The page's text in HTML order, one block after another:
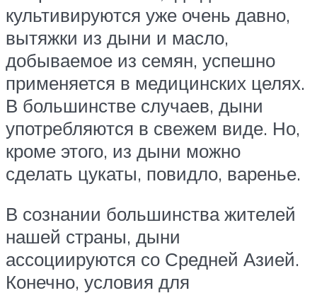
культивируются уже очень давно,
вытяжки из дыни и масло,
добываемое из семян, успешно
применяется в медицинских целях.
В большинстве случаев, дыни
употребляются в свежем виде. Но,
кроме этого, из дыни можно
сделать цукаты, повидло, варенье.
В сознании большинства жителей
нашей страны, дыни
ассоциируются со Средней Азией.
Конечно, условия для